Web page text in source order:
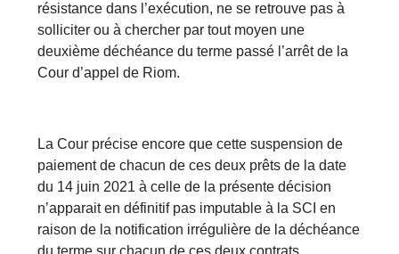
résistance dans l’exécution, ne se retrouve pas à
solliciter ou à chercher par tout moyen une
deuxième déchéance du terme passé l’arrêt de la
Cour d’appel de Riom.
La Cour précise encore que cette suspension de
paiement de chacun de ces deux prêts de la date
du 14 juin 2021 à celle de la présente décision
n’apparait en définitif pas imputable à la SCI en
raison de la notification irrégulière de la déchéance